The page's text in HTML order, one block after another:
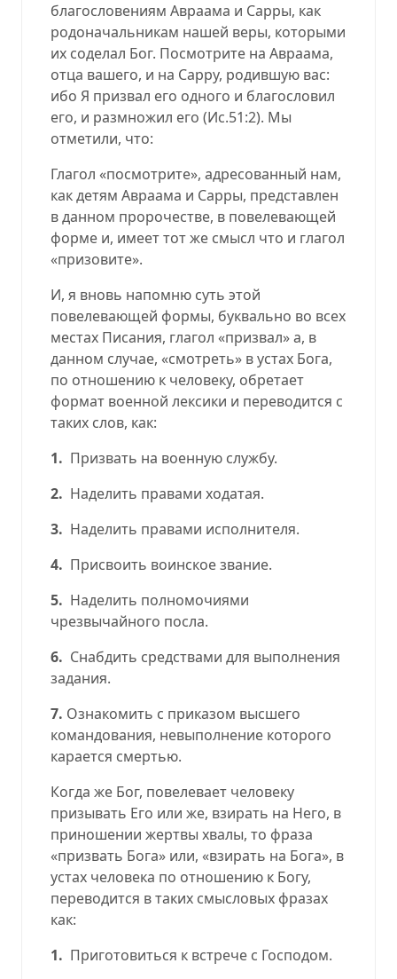
благословениям Авраама и Сарры, как
родоначальникам нашей веры, которыми
их соделал Бог. Посмотрите на Авраама,
отца вашего, и на Сарру, родившую вас:
ибо Я призвал его одного и благословил
его, и размножил его (Ис.51:2). Мы
отметили, что:
Глагол «посмотрите», адресованный нам,
как детям Авраама и Сарры, представлен
в данном пророчестве, в повелевающей
форме и, имеет тот же смысл что и глагол
«призовите».
И, я вновь напомню суть этой
повелевающей формы, буквально во всех
местах Писания, глагол «призвал» а, в
данном случае, «смотреть» в устах Бога,
по отношению к человеку, обретает
формат военной лексики и переводится с
таких слов, как:
1. Призвать на военную службу.
2. Наделить правами ходатая.
3. Наделить правами исполнителя.
4. Присвоить воинское звание.
5. Наделить полномочиями
чрезвычайного посла.
6. Снабдить средствами для выполнения
задания.
7. Ознакомить с приказом высшего
командования, невыполнение которого
карается смертью.
Когда же Бог, повелевает человеку
призывать Его или же, взирать на Него, в
приношении жертвы хвалы, то фраза
«призвать Бога» или, «взирать на Бога», в
устах человека по отношению к Богу,
переводится в таких смысловых фразах
как:
1. Приготовиться к встрече с Господом.